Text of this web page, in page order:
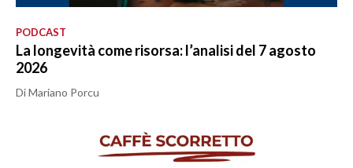
PODCAST
La longevità come risorsa: l’analisi del 7 agosto
2026
Di Mariano Porcu